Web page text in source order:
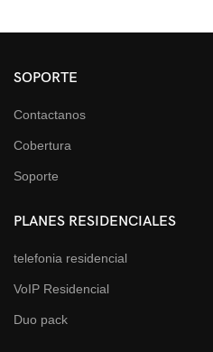
SOPORTE
Contactanos
Cobertura
Soporte
PLANES RESIDENCIALES
telefonia residencial
VoIP Residencial
Duo pack